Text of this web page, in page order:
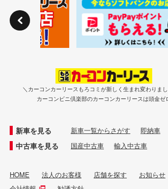
＼カーコンカーリースもろコミが新しく生まれ変わりま
カーコンビニ倶楽部のカーコンカーリースは頭金ゼ
新車を見る 新車一覧からさがす 即納車
中古車を見る 国産中古車 輸入中古車
HOME 法人のお客様 店舗を探す お知らせ